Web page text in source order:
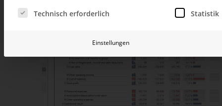
Planung, Forecasting und Simulation
Betrieb und
Betrieb Ihrer BI-Systeme in der Cloud
Es folgt eine Liste der Service-Gruppen, für die eine
Technisch erforderlich Statistik
Einstellungen